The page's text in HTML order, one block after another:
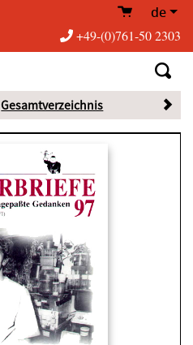
de
+49-(0)761-50 2303
Gesamtverzeichnis